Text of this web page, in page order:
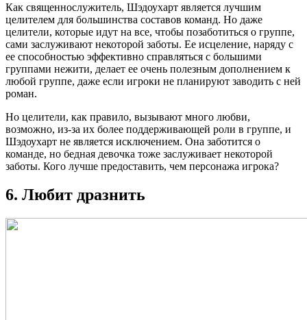
Как священнослужитель, Шэдоухарт является лучшим
целителем для большинства составов команд. Но даже
целители, которые идут на все, чтобы позаботиться о группе,
сами заслуживают некоторой заботы. Ее исцеление, наряду с
ее способностью эффективно справляться с большими
группами нежити, делает ее очень полезным дополнением к
любой группе, даже если игроки не планируют заводить с ней
роман.
Но целители, как правило, вызывают много любви,
возможно, из-за их более поддерживающей роли в группе, и
Шэдоухарт не является исключением. Она заботится о
команде, но бедная девочка тоже заслуживает некоторой
заботы. Кого лучше предоставить, чем персонажа игрока?
6. Любит дразнить